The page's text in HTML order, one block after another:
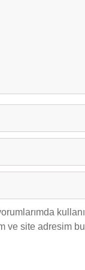
ve site adresim bu